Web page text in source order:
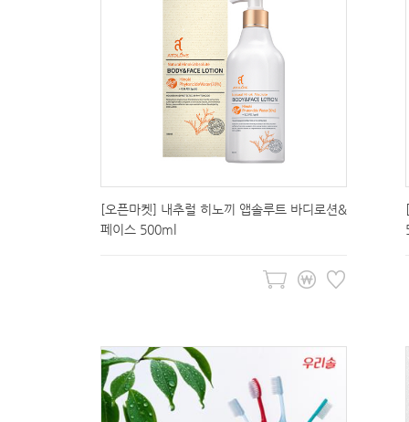
[오픈마켓] 내추럴 히노끼 앱솔루트 바디로션&
페이스 500ml